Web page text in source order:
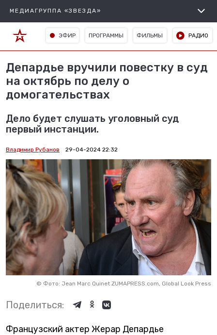
МЕДИАГРУППА «ЗВЕЗДА»
ЭФИР ПРОГРАММЫ ФИЛЬМЫ РАДИО
Депардье вручили повестку в суд
на октябрь по делу о
домогательствах
Дело будет слушать уголовный суд
первый инстанции.
Владимир Рубанов 29-04-2024 22:32
© Фото: Jean Marc Quinet ZUMAPRESS.com, Global Look Press
Поделиться:
Французский актер Жерар Депардье